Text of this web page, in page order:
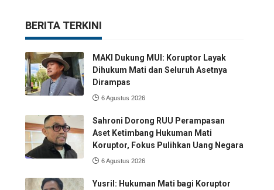
BERITA TERKINI
MAKI Dukung MUI: Koruptor Layak
Dihukum Mati dan Seluruh Asetnya
Dirampas
6 Agustus 2026
Sahroni Dorong RUU Perampasan
Aset Ketimbang Hukuman Mati
Koruptor, Fokus Pulihkan Uang Negara
6 Agustus 2026
Yusril: Hukuman Mati bagi Koruptor